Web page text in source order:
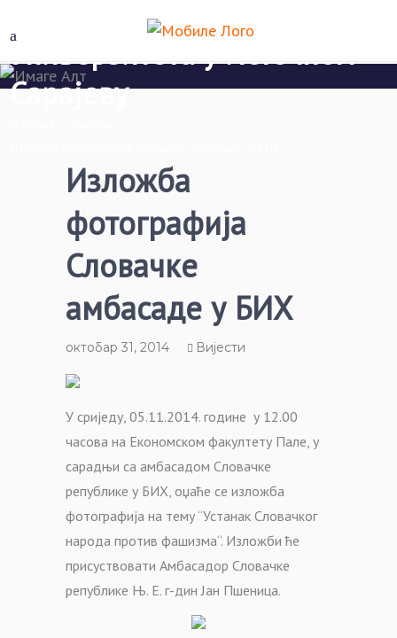
Економски факултет Пале
Универзитета у Источном
Сарајеву
Изложба
фотографија
Словачке
амбасаде у БИХ
октобар 31, 2014 Вијести
У сриједу, 05.11.2014. године у 12.00
часова на Економском факултету Пале, у
сарадњи са амбасадом Словачке
републике у БИХ, оџаће се изложба
фотографија на тему “Устанак Словачког
народа против фашизма“. Изложби ће
присуствовати Амбасадор Словачке
републике Њ. Е. г-дин Јан Пшеница.